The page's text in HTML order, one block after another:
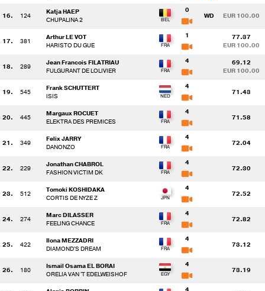
16. 124
Katja HAEP
CHUPALINA 2
0
WD EUR 100.00
17. 381
Arthur LE VOT
HARISTO DU GUE
1 77.37
EUR 100.00
18. 289
Jean Francois FILATRIAU
FULGURANT DE LOLIVIER
4 69.12
EUR 100.00
19. 545
Frank SCHUTTERT
ISIS
4
71.43
20. 445
Margaux ROCUET
ELEKTRA DES PREMICES
4
71.58
21. 349
Felix JARRY
DANONZO
4
72.04
22. 229
Jonathan CHABROL
FASHION VICTIM DK
4
72.30
23. 512
Tomoki KOSHIDAKA
CORTIS DE NYZE Z
4
72.52
24. 274
Marc DILASSER
FEELING CHANCE
4
72.82
25. 422
Ilona MEZZADRI
DIAMOND'S DREAM
4
73.12
26. 180
Ismail Osama EL BORAI
ORELIA VAN 'T EDELWEISHOF
4
73.19